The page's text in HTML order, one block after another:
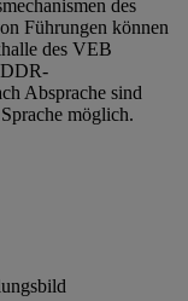
des
Führungen können
des VEB
DDR-
Absprache sind
möglich.